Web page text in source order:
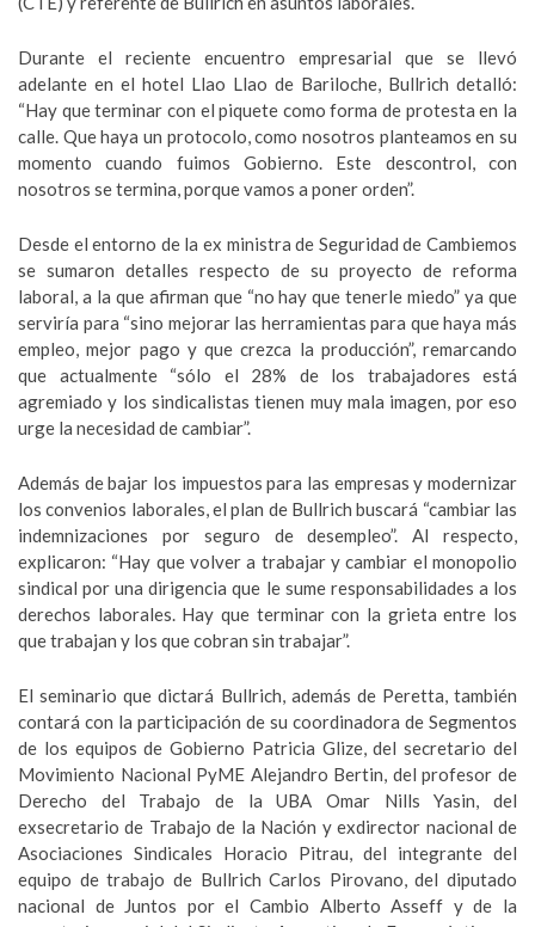
Durante el reciente encuentro empresarial que se llevó
adelante en el hotel Llao Llao de Bariloche, Bullrich detalló:
“Hay que terminar con el piquete como forma de protesta en la
calle. Que haya un protocolo, como nosotros planteamos en su
momento cuando fuimos Gobierno. Este descontrol, con
nosotros se termina, porque vamos a poner orden”.
Desde el entorno de la ex ministra de Seguridad de Cambiemos
se sumaron detalles respecto de su proyecto de reforma
laboral, a la que afirman que “no hay que tenerle miedo” ya que
serviría para “sino mejorar las herramientas para que haya más
empleo, mejor pago y que crezca la producción”, remarcando
que actualmente “sólo el 28% de los trabajadores está
agremiado y los sindicalistas tienen muy mala imagen, por eso
urge la necesidad de cambiar”.
Además de bajar los impuestos para las empresas y modernizar
los convenios laborales, el plan de Bullrich buscará “cambiar las
indemnizaciones por seguro de desempleo”. Al respecto,
explicaron: “Hay que volver a trabajar y cambiar el monopolio
sindical por una dirigencia que le sume responsabilidades a los
derechos laborales. Hay que terminar con la grieta entre los
que trabajan y los que cobran sin trabajar”.
El seminario que dictará Bullrich, además de Peretta, también
contará con la participación de su coordinadora de Segmentos
de los equipos de Gobierno Patricia Glize, del secretario del
Movimiento Nacional PyME Alejandro Bertin, del profesor de
Derecho del Trabajo de la UBA Omar Nills Yasin, del
exsecretario de Trabajo de la Nación y exdirector nacional de
Asociaciones Sindicales Horacio Pitrau, del integrante del
equipo de trabajo de Bullrich Carlos Pirovano, del diputado
nacional de Juntos por el Cambio Alberto Asseff y de la